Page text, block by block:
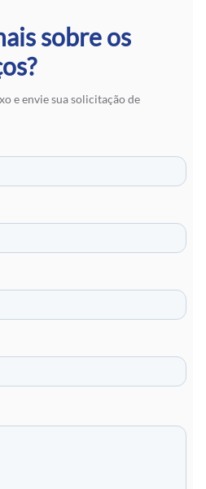
sobre os
e envie sua solicitação de